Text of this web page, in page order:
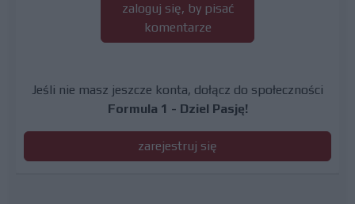
zaloguj się, by pisać
komentarze
Jeśli nie masz jeszcze konta, dołącz do społeczności
Formula 1 - Dziel Pasję!
zarejestruj się